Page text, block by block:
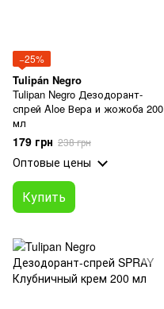
−25%
Tulipán Negro
Tulipan Negro Дезодорант-
спрей Aloe Вера и жожоба 200
мл
179 грн 238 грн
Оптовые цены
Купить